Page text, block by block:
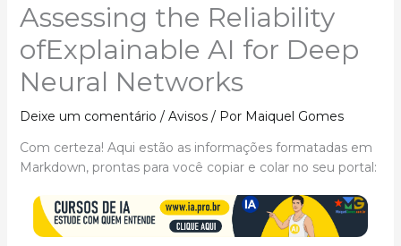
Assessing the Reliability
ofExplainable AI for Deep
Neural Networks
Deixe um comentário / Avisos/ Por Maiquel Gomes
Com certeza! Aqui estão as informações formatadas em
Markdown, prontas para você copiar e colar no seu portal: